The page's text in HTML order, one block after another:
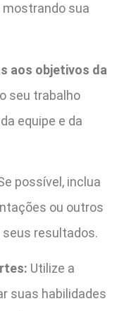
mostrando sua
aos objetivos da
seu trabalho
equipe e da
possível, inclua
ou outros
resultados.
Utilize a
suas habilidades